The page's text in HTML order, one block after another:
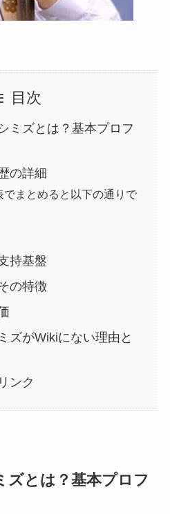
目次
ミズとは？基本プロフ
の詳細
でまとめると以下の通りで
持基盤
の特徴
ズがWikiにない理由と
ンク
ズとは？基本プロフ